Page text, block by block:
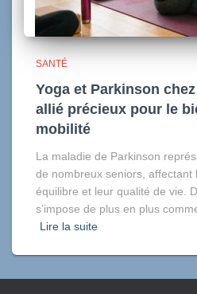
SANTÉ
Yoga et Parkinson
allié précieux pour le
mobilité
La maladie de Parkinson
de nombreux seniors, affectant
équilibre et leur qualité de vie.
s’impose de plus en plus
Lire la suite